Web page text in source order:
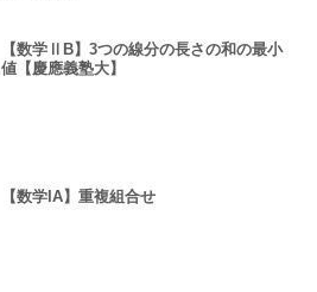
【数学ⅡB】3つの線分の長さの和の最小
値【慶應義塾大】
【数学IA】重複組合せ